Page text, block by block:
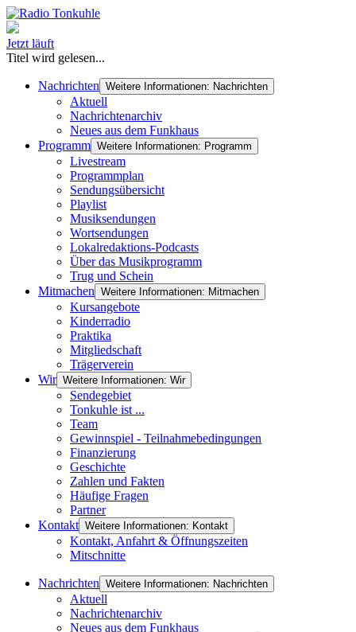
Jetzt läuft
Titel wird gelesen...
Nachrichten Weitere Informationen: Nachrichten
Aktuell
Nachrichtenarchiv
Neues aus dem Funkhaus
Programm Weitere Informationen: Programm
Livestream
Programmplan
Sendungsübersicht
Playlist
Musiksendungen
Wortsendungen
Lokalredaktions-Podcasts
Über das Musikprogramm
Trug und Schein
Mitmachen Weitere Informationen: Mitmachen
Kursangebote
Kinderradio
Praktika
Mitgliedschaft
Trägerverein
Wir Weitere Informationen: Wir
Sendegebiet
Tonkuhle ist ...
Team
Gewinnspiel - Teilnahmebedingungen
Finanzierung
Geschichte
Zahlen und Fakten
Häufige Fragen
Partner
Kontakt Weitere Informationen: Kontakt
Kontakt, Anfahrt & Öffnungszeiten
Mitschnitte
Nachrichten Weitere Informationen: Nachrichten
Aktuell
Nachrichtenarchiv
Neues aus dem Funkhaus